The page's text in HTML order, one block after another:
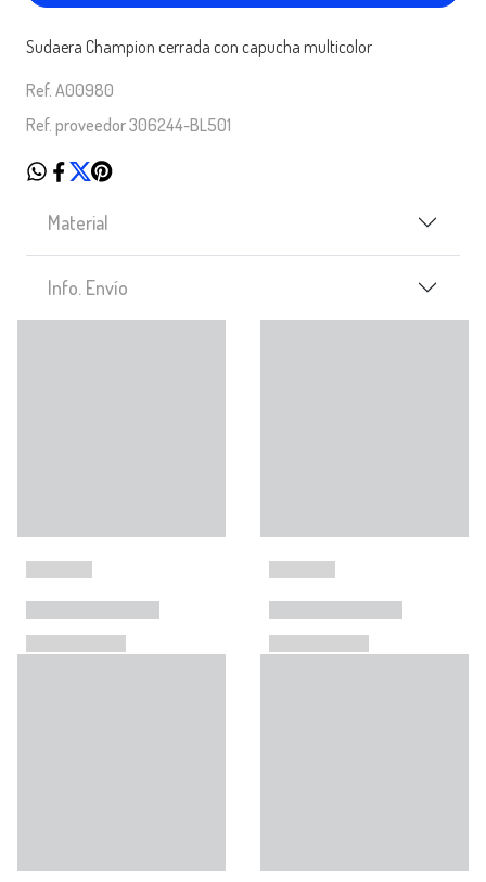
Sudaera Champion cerrada con capucha multicolor
Ref. A00980
Ref. proveedor 306244-BL501
Material
Info. Envío